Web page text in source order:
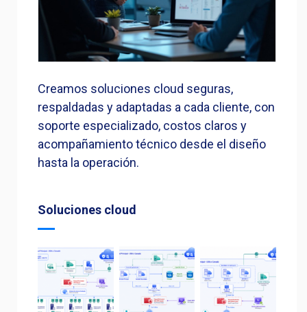
Creamos soluciones cloud seguras,
respaldadas y adaptadas a cada cliente, con
soporte especializado, costos claros y
acompañamiento técnico desde el diseño
hasta la operación.
Soluciones cloud